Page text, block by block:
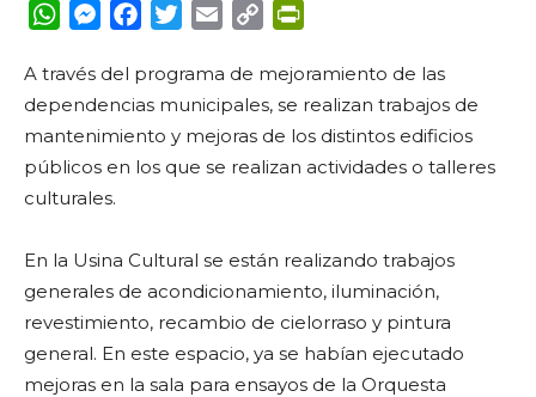
WhatsApp
Messenger
FacebookTwitterEmail Copy
A través del programa de mejoramiento de las
dependencias municipales, se realizan trabajos de
mantenimiento y mejoras de los distintos edificios
públicos en los que se realizan actividades o talleres
culturales.
En la Usina Cultural se están realizando trabajos
generales de acondicionamiento, iluminación,
revestimiento, recambio de cielorraso y pintura
general. En este espacio, ya se habían ejecutado
mejoras en la sala para ensayos de la Orquesta